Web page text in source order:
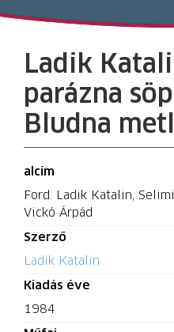
Ladik
parázna
Bludna
alcím
Ford. Ladik Katalin,
Vickó Árpád
Szerző
Ladik Katalin
Kiadás éve
1984